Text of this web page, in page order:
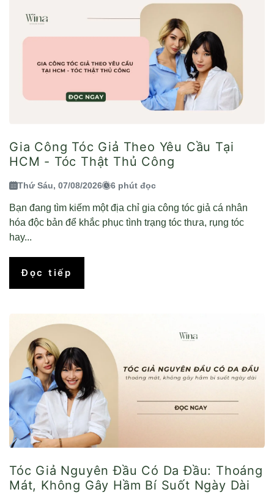
Gia Công Tóc Giả Theo Yêu Cầu Tại
HCM - Tóc Thật Thủ Công
Thứ Sáu, 07/08/2026 6 phút đọc
Bạn đang tìm kiếm một địa chỉ gia công tóc giả cá nhân
hóa độc bản để khắc phục tình trạng tóc thưa, rụng tóc
hay...
Đọc tiếp
Tóc Giả Nguyên Đầu Có Da Đầu: Thoáng
Mát, Không Gây Hầm Bí Suốt Ngày Dài